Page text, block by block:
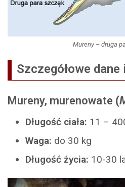
Mureny – druga
Szczegółowe
Mureny, murenowate (
Długość ciała: 11 –
Waga: do 30 kg
Długość życia: 10-30